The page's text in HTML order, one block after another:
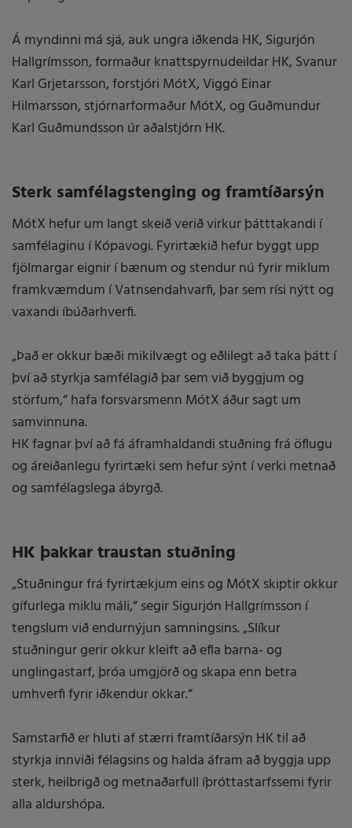
Á myndinni má sjá, auk ungra iðkenda HK, Sigurjón
Hallgrímsson, formaður knattspyrnudeildar HK, Svanur
Karl Grjetarsson, forstjóri MótX, Viggó Einar
Hilmarsson, stjórnarformaður MótX, og Guðmundur
Karl Guðmundsson úr aðalstjórn HK.
Sterk samfélagstenging og framtíðarsýn
MótX hefur um langt skeið verið virkur þátttakandi í
samfélaginu í Kópavogi. Fyrirtækið hefur byggt upp
fjölmargar eignir í bænum og stendur nú fyrir miklum
framkvæmdum í Vatnsendahvarfi, þar sem rísi nýtt og
vaxandi íbúðarhverfi.
„Það er okkur bæði mikilvægt og eðlilegt að taka þátt í
því að styrkja samfélagið þar sem við byggjum og
störfum,“ hafa forsvarsmenn MótX áður sagt um
samvinnuna.
HK fagnar því að fá áframhaldandi stuðning frá öflugu
og áreiðanlegu fyrirtæki sem hefur sýnt í verki metnað
og samfélagslega ábyrgð.
HK þakkar traustan stuðning
„Stuðningur frá fyrirtækjum eins og MótX skiptir okkur
gífurlega miklu máli,“ segir Sigurjón Hallgrímsson í
tengslum við endurnýjun samningsins. „Slíkur
stuðningur gerir okkur kleift að efla barna- og
unglingastarf, þróa umgjörð og skapa enn betra
umhverfi fyrir iðkendur okkar.“
Samstarfið er hluti af stærri framtíðarsýn HK til að
styrkja innviði félagsins og halda áfram að byggja upp
sterk, heilbrigð og metnaðarfull íþróttastarfssemi fyrir
alla aldurshópa.